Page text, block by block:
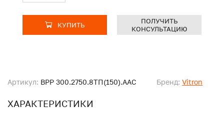
Артикул: ВРР 300.2750.8ТП(150).ААС Бренд: Vitron
ХАРАКТЕРИСТИКИ
КУПИТЬ
ПОЛУЧИТЬ
КОНСУЛЬТАЦИЮ